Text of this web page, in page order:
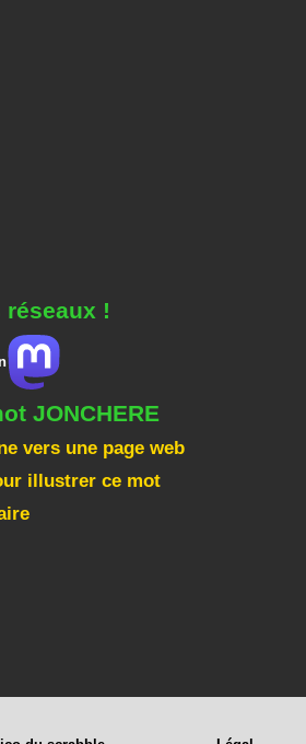
!
JONCHERE
vers une page web
illustrer ce mot